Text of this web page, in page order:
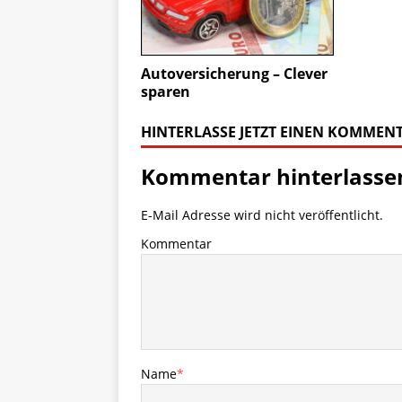
Autoversicherung – Clever
sparen
HINTERLASSE JETZT EINEN
Kommentar
E-Mail Adresse wird nicht veröffentlicht.
Kommentar
Name*